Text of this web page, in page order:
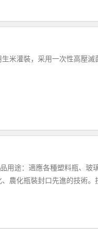
米灌裝，采用一次性高壓
用途：適應各種塑料瓶、玻
農化瓶裝封口先進的技術